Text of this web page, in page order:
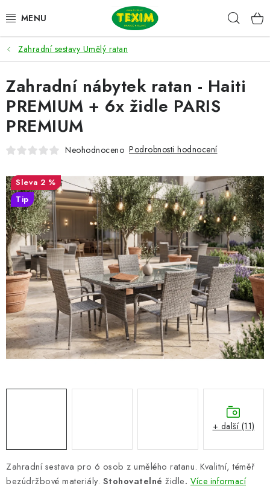
na
ZAHRADNÍ SESTAVY
ŽIDLE
STOLY
LAVICE
LEHÁTKA
POLSTRY
DOPLŇKY
PERGOLY
GRILY
VÝPRODEJ
Podmínky ochrany osobních údajů
Zahradní sestavy Umělý ratan
Zahradní sestava pro 6 osob z umělého ratanu. Kvalitní, téměř
bezúdržbové materiály. Stohovatelné židle. Více informací
Zahradní nábytek ratan - Haiti
PREMIUM + 6x židle PARIS
PREMIUM
Neohodnoceno Podrobnosti hodnocení
2 %
Tip
+ další (11)